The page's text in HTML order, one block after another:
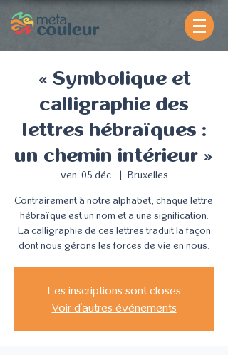
« Symbolique et
calligraphie des
lettres hébraïques :
un chemin intérieur »
ven. 05 déc. Bruxelles
Contrairement à notre alphabet, chaque lettre
hébraïque est un nom et a une signification.
La calligraphie de ces lettres traduit la façon
dont nous gérons les forces de vie en nous.
Les inscriptions sont closes
Voir d'autres événements